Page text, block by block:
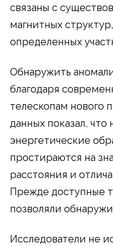
связаны с
магнитных
определенных
Обнаружить
благодаря
телескопам нового
данных показал, что
энергетические
простираются на
расстояния и
Прежде доступные
позволяли
Исследователи не